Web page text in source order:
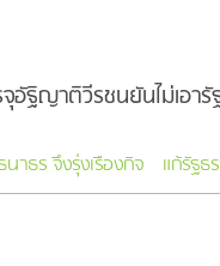
อัฐิญาติวีรชนยันไม่เอา
นาธร จึงรุ่งเรืองกิจ แก้รัฐ